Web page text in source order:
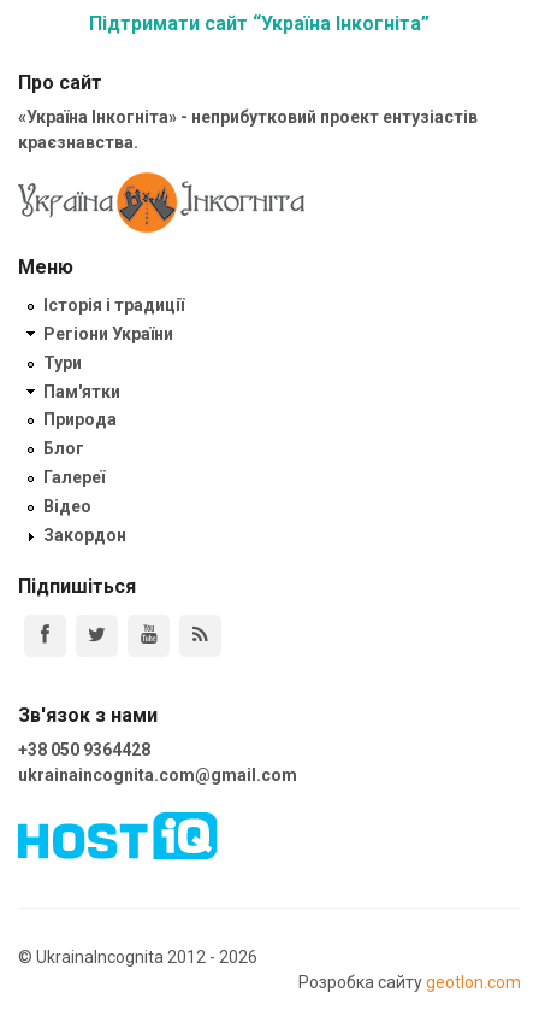
Підтримати сайт “Україна Інкогніта”
Про сайт
«Україна Інкогніта» - неприбутковий проект ентузіастів
краєзнавства.
Меню
Історія і традиції
Регіони України
Тури
Пам'ятки
Природа
Блог
Галереї
Відео
Закордон
Підпишіться
Зв'язок з нами
+38 050 9364428
ukrainaincognita.com@gmail.com
© UkrainaIncognita 2012 - 2026
Розробка сайтуgeotlon.com